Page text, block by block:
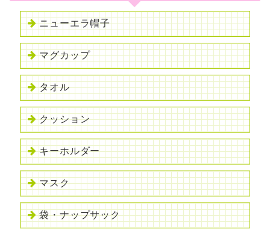
ニューエラ帽子
マグカップ
タオル
クッション
キーホルダー
マスク
袋・ナップサック